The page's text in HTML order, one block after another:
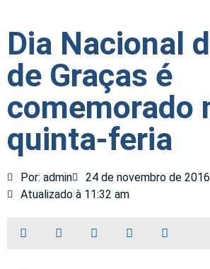
Dia Nacional
de Graças é
comemorado
quinta-feria
Por: admin
24 de novembro de 2016
Atualizado à 11:32 am